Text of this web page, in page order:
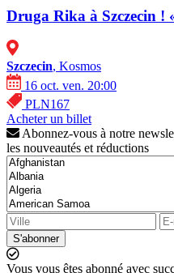
Druga Rika à Szczecin !
Szczecin, Kosmos
16 oct. ven. 20:00
PLN167
Acheter un billet
Abonnez-vous à notre
les nouveautés et réductions
S'abonner
Vous vous êtes abonné avec